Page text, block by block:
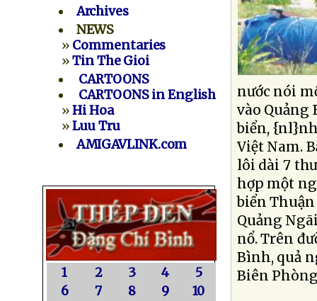
Archives
NEWS
» Commentaries
»Tin The Gioi
CARTOONS
CARTOONS in English
»Hi Hoa
»Luu Tru
AMIGAVLINK.com
1 2 3 4
5
6
7 8 9
10
nước nói
vào
biển,
Việt Nam.
lôi dài 7
hợp một
biển
Quảng
nổ. Trên
Bình, quả
Biên